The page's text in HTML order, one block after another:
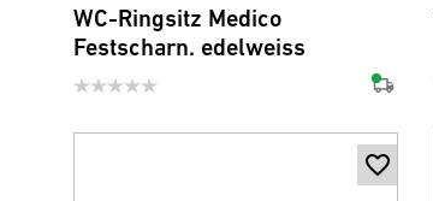
WC-Ringsitz Medico
Festscharn. edelweiss